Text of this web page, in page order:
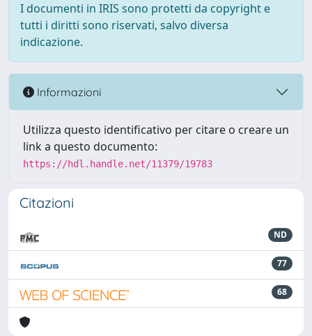
I documenti in IRIS sono protetti da copyright e
tutti i diritti sono riservati, salvo diversa
indicazione.
Informazioni
Utilizza questo identificativo per citare o creare un
link a questo documento:
https://hdl.handle.net/11379/19783
Citazioni
ND
77
68